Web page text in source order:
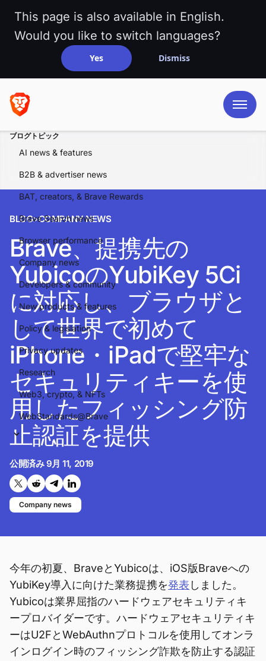
This page is also available in English.
Would you like to switch languages?
Yes Dismiss
ブログトピック
AI news & features
B2B & advertiser news
BAT, creators, & Brave Rewards
Brave Search news
Browser performance
Company news
Developers & community
New products & features
Policy & legislation
Privacy updates
Research
Web3, crypto, & NFTs
WebStandards@Brave
BLOG>COMPANY NEWS
Brave、提携先の
YubicoのYubiKey 5Ci
に対応し、ブラウザと
して世界で初めて
iPhone・iPadで堅牢な
セキュリティキーを使
用したフィッシング防
止認証を提供
公開済み9月 11, 2019
Twitterで共有する
Reddit で共有
Telegramで共有
LinkedInで共有
Company news
今年の初夏、BraveとYubicoは、iOS版Braveへの
YubiKey導入に向けた業務提携を発表 しました。
Yubicoは業界屈指のハードウェアセキュリティキ
ープロバイダーです。ハードウェアセキュリティキ
ーはU2FとWebAuthnプロトコルを使用してオンラ
インログイン時のフィッシング詐欺を防止する認証